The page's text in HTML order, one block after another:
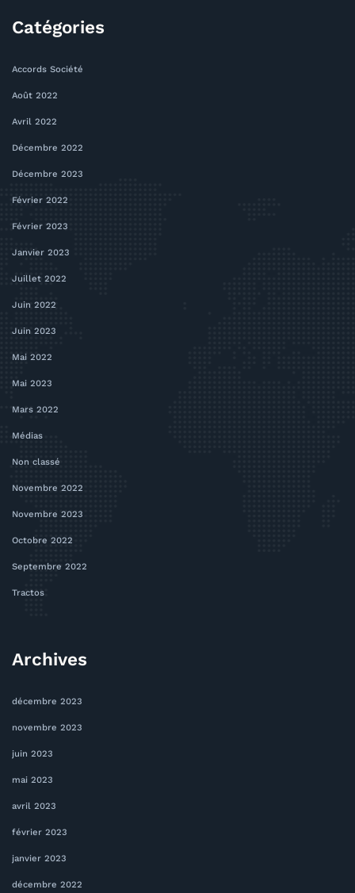
Catégories
Accords Société
Août 2022
Avril 2022
Décembre 2022
Décembre 2023
Février 2022
Février 2023
Janvier 2023
Juillet 2022
Juin 2022
Juin 2023
Mai 2022
Mai 2023
Mars 2022
Médias
Non classé
Novembre 2022
Novembre 2023
Octobre 2022
Septembre 2022
Tractos
Archives
décembre 2023
novembre 2023
juin 2023
mai 2023
avril 2023
février 2023
janvier 2023
décembre 2022